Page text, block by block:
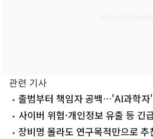
관련 기사
출범부터 책임자 공백…'AI과학자
사이버 위협·개인정보 유출 등 긴
해결장비명 몰라도 연구목적만으로